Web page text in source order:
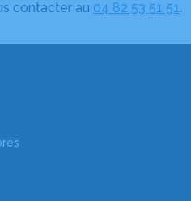
contacter au 04 82 53 51 51.